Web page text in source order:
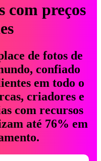
com preços
de fotos de
confiado
em todo o
criadores e
com recursos
até 76% em